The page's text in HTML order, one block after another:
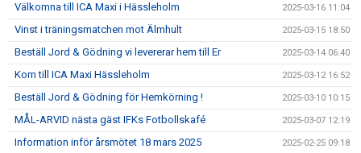
Välkomna till ICA Maxi i Hässleholm 2025-03-16 11:04
Vinst i träningsmatchen mot Älmhult 2025-03-15 18:50
Beställ Jord & Gödning vi levererar hem till Er 2025-03-14 06:40
Kom till ICA Maxi Hässleholm 2025-03-12 16:52
Beställ Jord & Gödning för Hemkörning ! 2025-03-10 10:15
MÅL-ARVID nästa gäst IFKs Fotbollskafé 2025-03-07 12:19
Information inför årsmötet 18 mars 2025 2025-02-25 09:18